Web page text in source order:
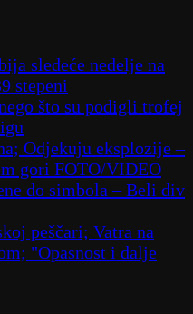
sledeće nedelje na
stepeni
što su podigli trofej
Odjekuju eksplozije –
gori FOTO/VIDEO
do simbola – Beli div
peščari; Vatra na
"Opasnost i dalje